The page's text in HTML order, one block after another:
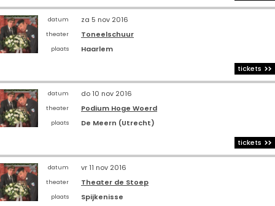
datum za 5 nov 2016
theater Toneelschuur
plaats
Haarlem
tickets
datum do 10 nov 2016
theater Podium Hoge Woerd
plaats
De Meern (Utrecht)
tickets
datum vr 11 nov 2016
theater Theater de Stoep
plaats
Spijkenisse